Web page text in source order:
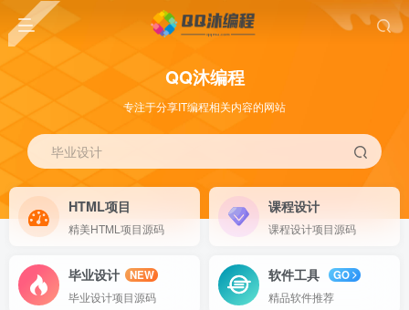
QQ沐编程
专注于分享IT编程相关内容的网站
毕业设计
HTML项目
精美HTML项目源码
课程设计
课程设计项目源码
毕业设计
NEW
毕业设计项目源码
软件工具
GO
精品软件推荐
欢迎来到沐编程，源码，编程课程，实用工具应有尽有